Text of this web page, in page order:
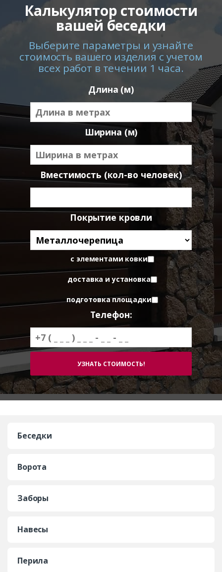
Калькулятор стоимости
вашей беседки
Выберите параметры и узнайте
стоимость вашего изделия с учетом
всех работ в течении 1 часа.
Длина (м)
Ширина (м)
Вместимость (кол-во человек)
Покрытие кровли
с элементами ковки
доставка и установка
подготовка площадки
Телефон:
Беседки
Ворота
Заборы
Навесы
Перила